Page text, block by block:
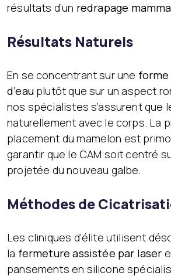
résultats d’un redrapage
Résultats Naturels
En se concentrant sur une
d’eauplutôt que sur un aspect
nos spécialistes s’assurent que
naturellement avec le corps. La
placement du mamelon est
garantir que le CAM soit centré
projetée du nouveau galbe.
Méthodes de
Les cliniques d’élite utilisent
la fermeture assistée par laser
pansements en silicone